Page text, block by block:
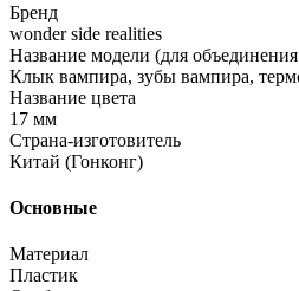
Бренд
wonder side realities
Название модели (для
Клык вампира, зубы вампира,
Название цвета
17 мм
Страна-изготовитель
Китай (Гонконг)
Основные
Материал
Пластик